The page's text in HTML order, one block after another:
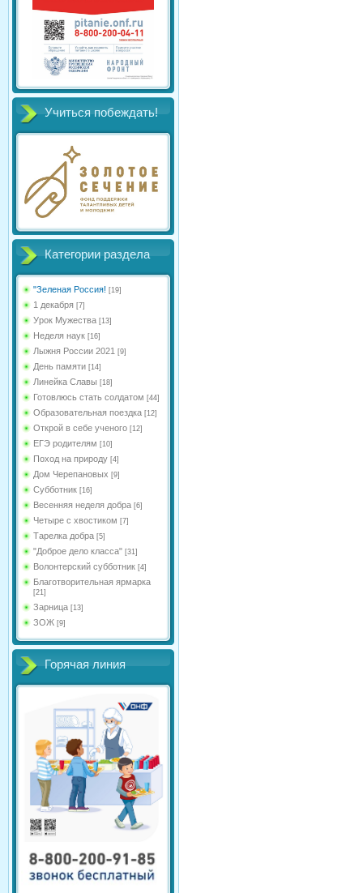
Учиться побеждать!
Категории раздела
"Зеленая Россия! [19]
1 декабря [7]
Урок Мужества [13]
Неделя наук [16]
Лыжня России 2021 [9]
День памяти [14]
Линейка Славы [18]
Готовлюсь стать солдатом [44]
Образовательная поездка [12]
Открой в себе ученого [12]
ЕГЭ родителям [10]
Поход на природу [4]
Дом Черепановых [9]
Субботник [16]
Весенняя неделя добра [6]
Четыре с хвостиком [7]
Тарелка добра [5]
"Доброе дело класса" [31]
Волонтерский субботник [4]
Благотворительная ярмарка
[21]
Зарница [13]
ЗОЖ [9]
Горячая линия